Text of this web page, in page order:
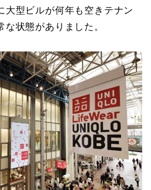
大型ビルが何年も空きテナン
な状態がありました。